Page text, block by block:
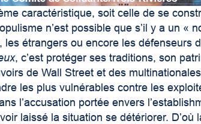
caractéristique, soit celle de se
n’est possible que s’il y a un «
étrangers ou encore les défenseurs
, c’est protéger ses traditions, son
de Wall Street et des
les plus vulnérables contre les
l’accusation portée envers
laissé la situation se détériorer. D’où